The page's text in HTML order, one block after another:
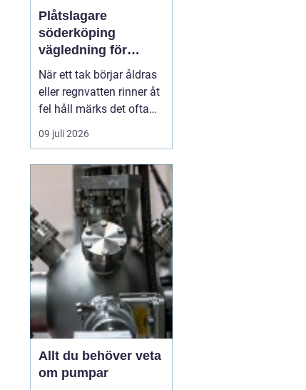
Plåtslagare
söderköping
vägledning för
hållbara tak och
plåtdetaljer
När ett tak börjar åldras
eller regnvatten rinner åt
fel håll märks det ofta
först som en liten
irritation. Några droppar
missfärgat hörn på
fasaden, ett konstigt
drag vid vinden. Men
bakom sådana tecken
döljer sig ofta
plåtdetaljer...
09 juli 2026
Allt du behöver veta
om pumpar